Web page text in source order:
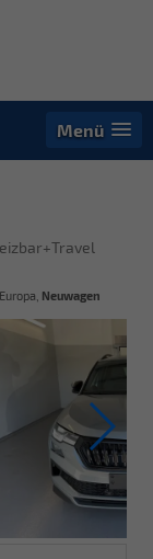
Menü
Neuwagen